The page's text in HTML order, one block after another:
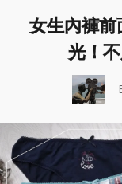
女生內褲前
光！